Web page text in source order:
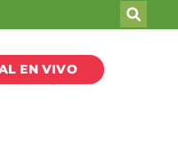
EN VIVO